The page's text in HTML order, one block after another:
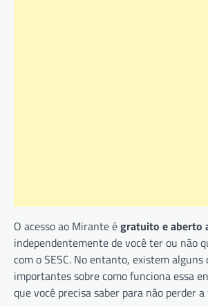
O acesso ao Mirante égratuito e aberto
independentemente de você ter ou não
com o SESC. No entanto, existem alguns
importantes sobre como funciona essa
que você precisa saber para não perder